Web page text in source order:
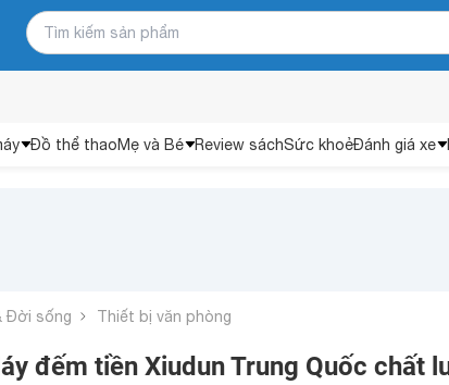
Đồ thể thaoMẹ và Bé Review sáchSức khoẻĐánh giá xe
Đời sống Thiết bị văn phòng
đếm tiền Xiudun Trung Quốc chất